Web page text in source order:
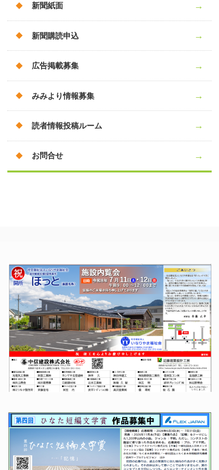
新聞紙面
新聞購読申込
広告掲載募集
みみより情報募集
読者情報投稿ルーム
お問合せ